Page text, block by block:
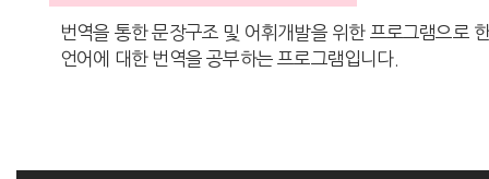
번역을 통한 문장구조 및 어휘개발을 위한 프로그램으로
언어에 대한 번역을 공부하는 프로그램입니다.